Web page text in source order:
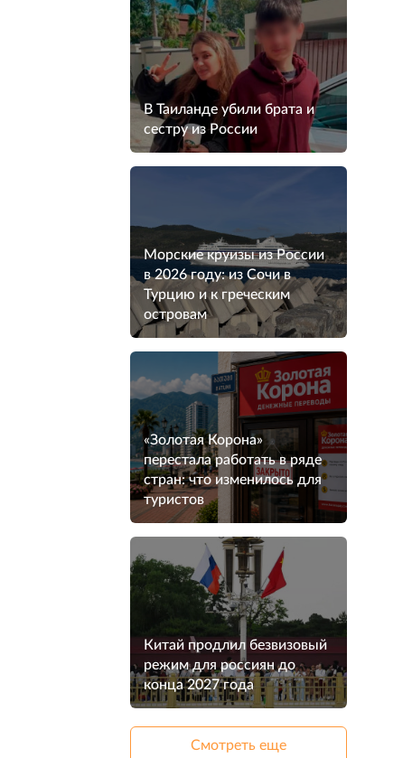
В Таиланде убили брата и
сестру из России
Морские круизы из России
в 2026 году: из Сочи в
Турцию и к греческим
островам
«Золотая Корона»
перестала работать в ряде
стран: что изменилось для
туристов
Китай продлил безвизовый
режим для россиян до
конца 2027 года
Смотреть еще